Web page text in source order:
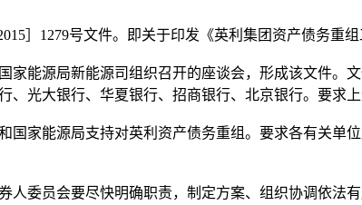
1279号文件。即关于印发《英利集团资产债务重组
能源局新能源司组织召开的座谈会，形成该文件。
光大银行、华夏银行、招商银行、北京银行。要求上
能源局支持对英利资产债务重组。要求各有关单
员会要尽快明确职责，制定方案、组织协调依法